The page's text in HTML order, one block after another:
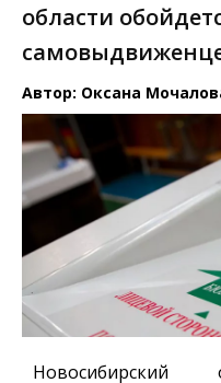
области
Автор: Оксана
Новосибирский